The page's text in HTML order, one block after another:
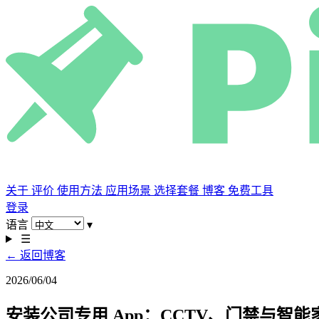
关于 评价 使用方法 应用场景 选择套餐 博客 免费工具
登录
语言
▾
☰
← 返回博客
2026/06/04